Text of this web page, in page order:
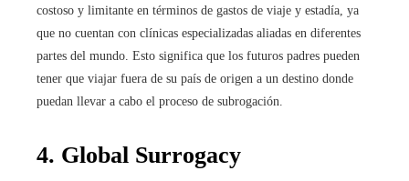
costoso y limitante en términos de gastos de viaje y estadía, ya
que no cuentan con clínicas especializadas aliadas en diferentes
partes del mundo. Esto significa que los futuros padres pueden
tener que viajar fuera de su país de origen a un destino donde
puedan llevar a cabo el proceso de subrogación.
4. Global Surrogacy